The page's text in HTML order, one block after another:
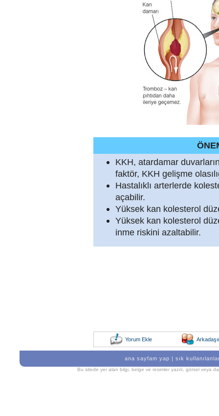
KKH, atardamar
faktör, KKH gelişme
Hastalıklı arterlerde
açabilir.
Yüksek kan kolesterol
Yüksek kan kolesterol
inme riskini azaltabilir.
Yorum Ekle
ana sayfam yap | sık
Bu sitede yer alan bilgi, belge ve resimler yazılı, görsel veya